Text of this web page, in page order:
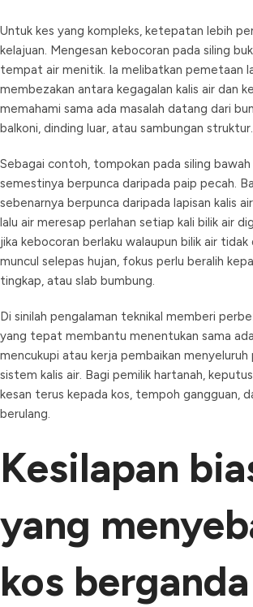
Untuk kes yang kompleks, ketepatan lebih
kelajuan. Mengesan kebocoran pada siling
tempat air menitik. Ia melibatkan pemetaan
membezakan antara kegagalan kalis air dan
memahami sama ada masalah datang dari
balkoni, dinding luar, atau sambungan struktur.
Sebagai contoh, tompokan pada siling
semestinya berpunca daripada paip pecah.
sebenarnya berpunca daripada lapisan kalis
lalu air meresap perlahan setiap kali bilik air
jika kebocoran berlaku walaupun bilik air
muncul selepas hujan, fokus perlu beralih
tingkap, atau slab bumbung.
Di sinilah pengalaman teknikal memberi
yang tepat membantu menentukan sama
mencukupi atau kerja pembaikan
sistem kalis air. Bagi pemilik hartanah,
kesan terus kepada kos, tempoh gangguan,
berulang.
Kesilapan
yang
kos berganda